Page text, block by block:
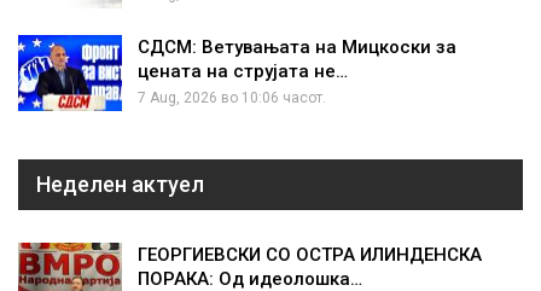
СДСМ: Ветувањата на Мицкоски за
цената на струјата не…
7 Aug, 2026 во 10:06 часот.
Неделен актуел
ГЕОРГИЕВСКИ СО ОСТРА ИЛИНДЕНСКА
ПОРАКА: Од идеолошка…